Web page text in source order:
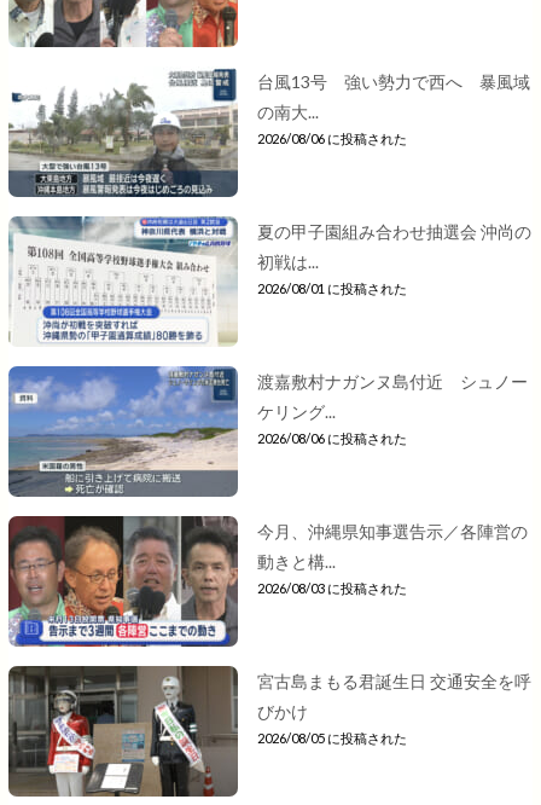
台風13号 強い勢力で西へ 暴風域
の南大...
2026/08/06 に投稿された
夏の甲子園組み合わせ抽選会 沖尚の
初戦は...
2026/08/01 に投稿された
渡嘉敷村ナガンヌ島付近 シュノー
ケリング...
2026/08/06 に投稿された
今月、沖縄県知事選告示／各陣営の
動きと構...
2026/08/03 に投稿された
宮古島まもる君誕生日 交通安全を呼
びかけ
2026/08/05 に投稿された